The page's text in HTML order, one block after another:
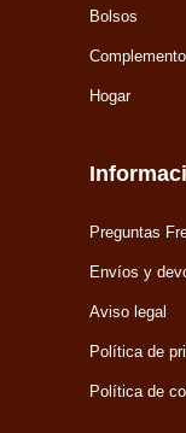
Bolsos
Hogar
Preguntas
Envíos y
Aviso legal
Política de
Política de